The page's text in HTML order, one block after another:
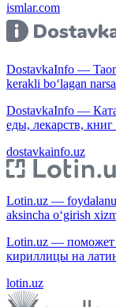
ismlar.com
DostavkaInfo —
kerakli bo‘lagan
DostavkaInfo —
еды, лекарств,
dostavkainfo.uz
Lotin.uz —
aksincha o‘girish
Lotin.uz — поможет
кириллицы на
lotin.uz